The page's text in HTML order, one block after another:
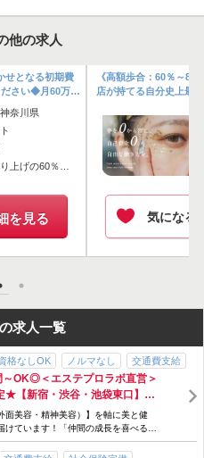
他の求人
せとなる初期費
さい◆月60万以
奈川県
％～80％が収入にな...
を見る
《高額歩合：60％～80
店が持てる自分史上最
気になる
求人一覧
格なしOK ノルマなし
交通費支給
スタッフ割引・特典あり
制服貸与
休制度あり 長期休暇あり
急募
OK WワークOK
OK◎＜エステプロラボ直営＞
★【新宿・渋谷・池袋東口】研
面美容・精神美容）】を軸に美と健
けています！「仲間の成長を喜べる」
で向き合える」プ...